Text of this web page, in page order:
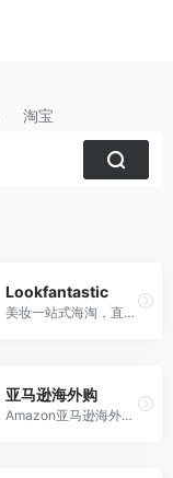
淘宝
Lookfantastic
美妆一站式海淘，直邮中国。提供香缇卡、菲洛嘉、欧缇丽、伊索及限量礼盒等畅销护肤美妆
亚马逊海外购
Amazon亚马逊海外购目前有超过近800万种直邮商品,来自海外亚马逊,美国,英国及日本等站点